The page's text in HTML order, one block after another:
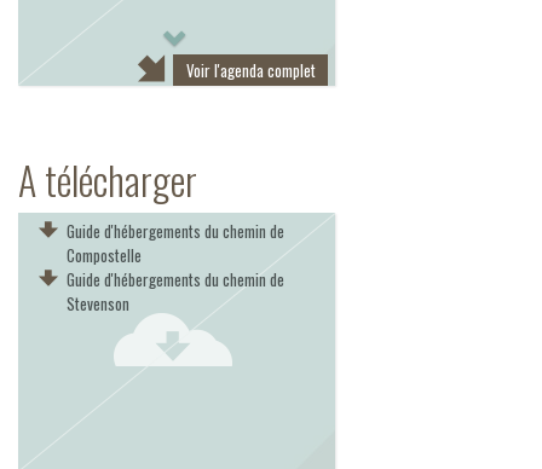
Voir l'agenda complet
A télécharger
Guide d'hébergements du chemin de
Compostelle
Guide d'hébergements du chemin de
Stevenson